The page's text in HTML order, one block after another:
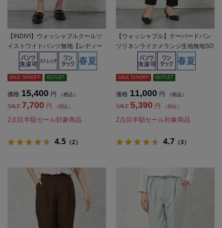
【INDIVI】ウォッシャブルクールツ
イストワイドパンツ無地【レディー
SALE 50%OFF OUTLET
価格 15,400 円 （税込）
SALE 7,700 円 （税込）
2点目半額セール対象商品
4.5 （2）
【ウォッシャブル】テーパードパン
ツリネンライクメランジ生地無地SO
FFICE春夏【レディース】
SALE 51%OFF OUTLET
価格 11,000 円 （税込）
SALE 5,390 円 （税込）
2点目半額セール対象商品
4.7 （3）